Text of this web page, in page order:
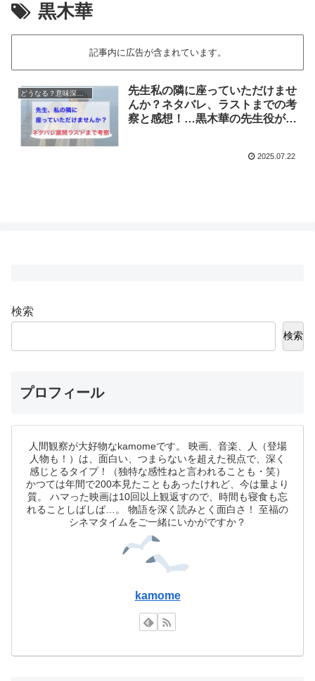
黒木華
記事内に広告が含まれています。
どうなる？意味深映画
先生私の隣に座っていただけませ
んか？ネタバレ、ラストまでの考
察と感想！…黒木華の先生役が怖
2025.07.22
検索
検索
プロフィール
人間観察が大好物なkamomeです。 映画、音楽、人（登場
人物も！）は、面白い、つまらないを超えた視点で、深く
感じとるタイプ！（独特な感性ねと言われることも・笑）
かつては年間で200本見たこともあったけれど、今は量より
質。 ハマった映画は10回以上観返すので、時間も寝食も忘
れることしばしば…。 物語を深く読みとく面白さ！ 至福の
シネマタイムをご一緒にいかがですか？
kamome